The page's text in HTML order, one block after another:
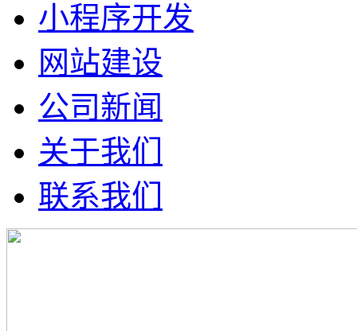
小程序开发
网站建设
公司新闻
关于我们
联系我们